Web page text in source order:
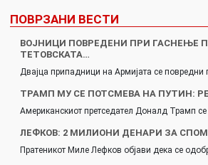
ПОВРЗАНИ ВЕСТИ
ВОЈНИЦИ ПОВРЕДЕНИ ПРИ ГАСНЕЊЕ
ТЕТОВСКАТА…
Двајца припадници на Армијата се повредни
ТРАМП МУ СЕ ПОТСМЕВА НА ПУТИН:
Американскиот претседател Доналд Трамп
ЛЕФКОВ: 2 МИЛИОНИ ДЕНАРИ ЗА
Пратеникот Миле Лефков објави дека се